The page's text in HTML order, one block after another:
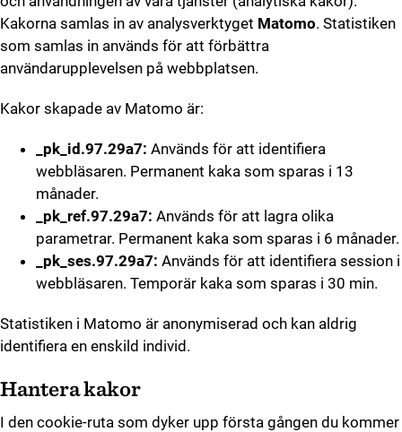
Kakorna samlas in av analysverktyget Matomo. Statistiken
som samlas in används för att förbättra
användarupplevelsen på webbplatsen.
Kakor skapade av Matomo är:
_pk_id.97.29a7: Används för att identifiera
webbläsaren. Permanent kaka som sparas i 13
månader.
_pk_ref.97.29a7: Används för att lagra olika
parametrar. Permanent kaka som sparas i 6 månader.
_pk_ses.97.29a7: Används för att identifiera session i
webbläsaren. Temporär kaka som sparas i 30 min.
Statistiken i Matomo är anonymiserad och kan aldrig
identifiera en enskild individ.
Hantera kakor
I den cookie-ruta som dyker upp första gången du kommer